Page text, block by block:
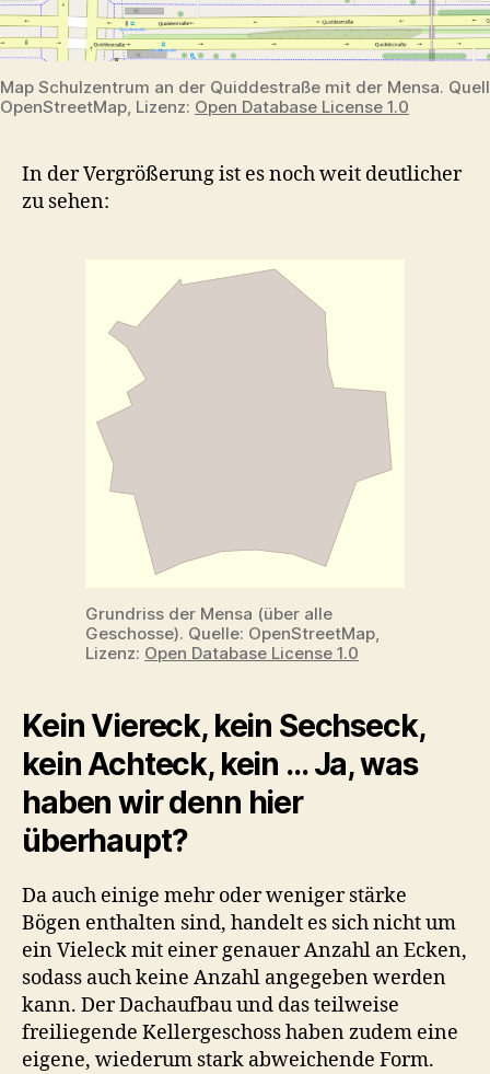
Map Schulzentrum an der Quiddestraße mit der Mensa.
OpenStreetMap, Lizenz: Open Database License 1.0
In der Vergrößerung ist es noch weit deutlicher
zu sehen:
Grundriss der Mensa (über alle
Geschosse). Quelle: OpenStreetMap,
Lizenz: Open Database License 1.0
Kein Viereck, kein Sechseck,
kein Achteck, kein … Ja, was
haben wir denn hier
überhaupt?
Da auch einige mehr oder weniger stärke
Bögen enthalten sind, handelt es sich nicht um
ein Vieleck mit einer genauer Anzahl an Ecken,
sodass auch keine Anzahl angegeben werden
kann. Der Dachaufbau und das teilweise
freiliegende Kellergeschoss haben zudem eine
eigene, wiederum stark abweichende Form.